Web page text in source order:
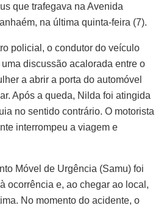
que trafegava na Avenida
na última quinta-feira (7).
policial, o condutor do veículo
discussão acalorada entre o
a abrir a porta do automóvel
Após a queda, Nilda foi atingida
no sentido contrário. O motorista
interrompeu a viagem e
Móvel de Urgência (Samu) foi
ocorrência e, ao chegar ao local,
No momento do acidente, o